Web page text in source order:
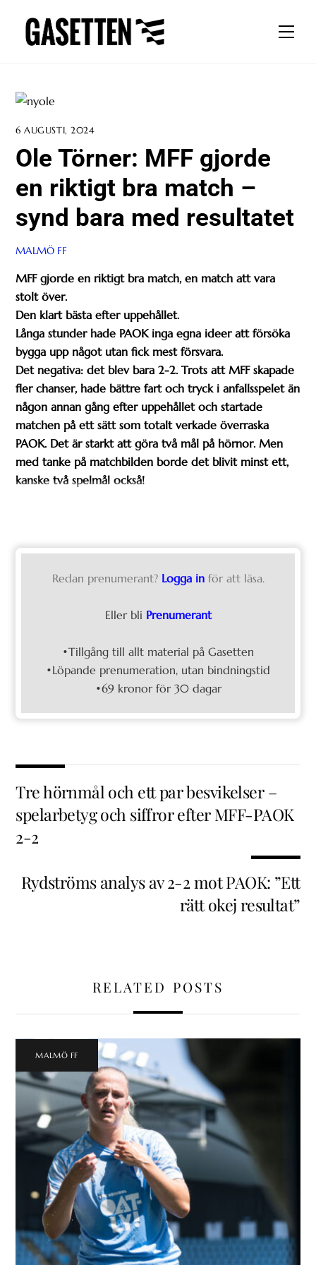
content
6 AUGUSTI, 2024
Ole Törner: MFF gjorde
en riktigt bra match –
synd bara med resultatet
MALMÖ FF
MFF gjorde en riktigt bra match, en match att vara
stolt över.
Den klart bästa efter uppehållet.
Långa stunder hade PAOK inga egna ideer att försöka
bygga upp något utan fick mest försvara.
Det negativa: det blev bara 2-2. Trots att MFF skapade
fler chanser, hade bättre fart och tryck i anfallsspelet än
någon annan gång efter uppehållet och startade
matchen på ett sätt som totalt verkade överraska
PAOK. Det är starkt att göra två mål på hörnor. Men
med tanke på matchbilden borde det blivit minst ett,
kanske två spelmål också!
Redan prenumerant? Logga in för att läsa.
Eller bli Prenumerant
•Tillgång till allt material på Gasetten
•Löpande prenumeration, utan bindningstid
•69 kronor för 30 dagar
Tre hörnmål och ett par besvikelser –
spelarbetyg och siffror efter MFF-PAOK
2-2
Rydströms analys av 2-2 mot PAOK: ”Ett
rätt okej resultat”
RELATED POSTS
MALMÖ FF